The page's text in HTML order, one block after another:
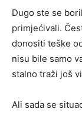
Dugo ste se
primjećivali.
donositi teške
nisu bile samo
stalno traži još
Ali sada se